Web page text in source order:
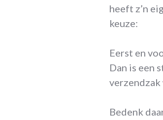
heeft z’n
keuze:
Eerst en
Dan is een
Bedenk